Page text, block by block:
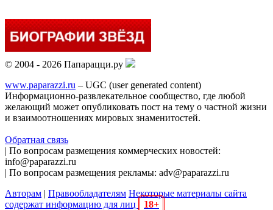
© 2004 - 2026 Папарацци.ру
www.paparazzi.ru – UGC (user generated content)
Информационно-развлекательное сообщество, где любой
желающий может опубликовать пост на тему о частной жизни
и взаимоотношениях мировых знаменитостей.
Обратная связь
| По вопросам размещения коммерческих новостей:
info@paparazzi.ru
| По вопросам размещения рекламы: adv@paparazzi.ru
Авторам | Правообладателям Некоторые материалы сайта
содержат информацию для лиц
18+